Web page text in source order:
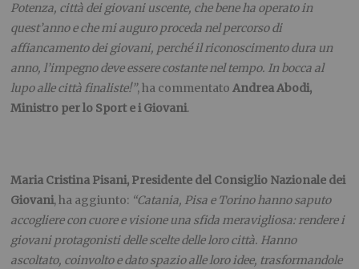
Potenza, città dei giovani uscente, che bene ha operato in
quest’anno e che mi auguro proceda nel percorso di
affiancamento dei giovani, perché il riconoscimento dura un
anno, l’impegno deve essere costante nel tempo. In bocca al
lupo alle città finaliste!”, ha commentatoAndrea Abodi,
Ministro per lo Sport e i Giovani.
Maria Cristina Pisani, Presidente del Consiglio Nazionale dei
Giovani, ha aggiunto: “Catania, Pisa e Torino hanno saputo
accogliere con cuore e visione una sfida meravigliosa: rendere i
giovani protagonisti delle scelte delle loro città. Hanno
ascoltato, coinvolto e dato spazio alle loro idee, trasformandole